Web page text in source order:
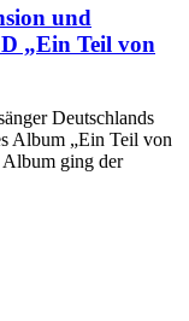
und
„Ein Teil von
Deutschlands
Album „Ein Teil von
Album ging der